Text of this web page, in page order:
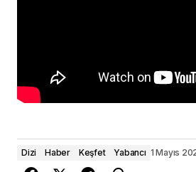
Dizi Haber Keşfet Yabancı 1 Mayıs